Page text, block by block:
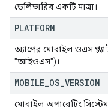
ডেলিভারির একটি মাত্রা।
PLATFORM
অ্যাপের মোবাইল ওএস
"আইওএস")।
MOBILE OS VERSION
মোবাইল অপারেটিং